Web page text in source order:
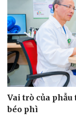
Vai trò của
béo phì